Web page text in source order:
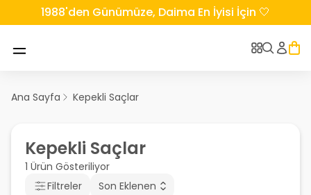
1988'den Günümüze, Daima En İyisi İçin 🤍
Ana Sayfa Kepekli Saçlar
Kepekli Saçlar
1 Ürün Gösteriliyor
Filtreler
Son Eklenen